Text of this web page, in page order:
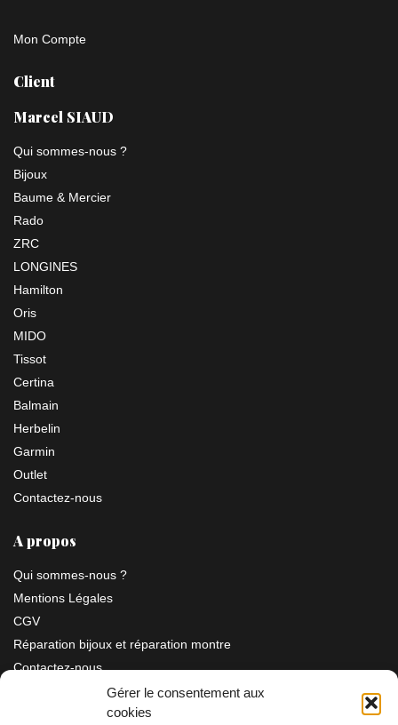
Gérer le consentement aux
cookies
Mon Compte
Client
Marcel SIAUD
Qui sommes-nous ?
Bijoux
Baume & Mercier
Rado
ZRC
LONGINES
Hamilton
Oris
MIDO
Tissot
Certina
Balmain
Herbelin
Garmin
Outlet
Contactez-nous
A propos
Qui sommes-nous ?
Mentions Légales
CGV
Réparation bijoux et réparation montre
Contactez-nous